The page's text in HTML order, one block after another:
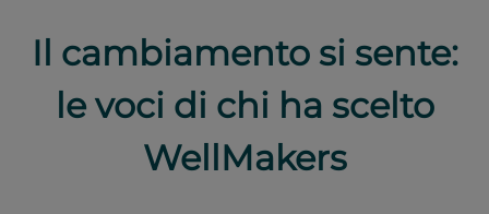
Il cambiamento si sente:
le voci di chi ha scelto
WellMakers